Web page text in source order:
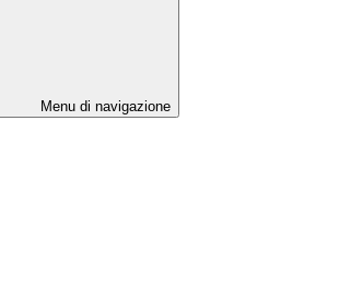
Menu di navigazione